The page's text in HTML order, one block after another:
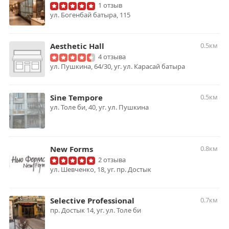
1 отзыв
ул. Богенбай батыра, 115
Aesthetic Hall
0.5км
4 отзыва
ул. Пушкина, 64/30, уг. ул. Карасай батыра
Sine Tempore
0.5км
ул. Толе би, 40, уг. ул. Пушкина
New Forms
0.8км
2 отзыва
ул. Шевченко, 18, уг. пр. Достык
Selective Professional
0.7км
пр. Достык 14, уг. ул. Толе би